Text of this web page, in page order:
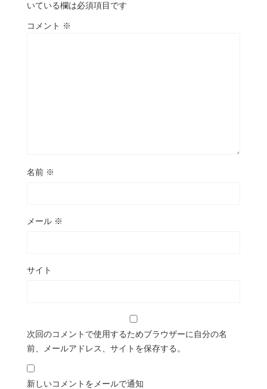
いている欄は必須項目です
コメント ※
名前 ※
メール ※
サイト
次回のコメントで使用するためブラウザーに自分の名
前、メールアドレス、サイトを保存する。
新しいコメントをメールで通知